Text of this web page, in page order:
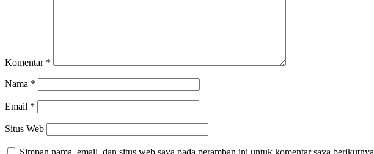
Komentar *
Nama *
Email *
Situs Web